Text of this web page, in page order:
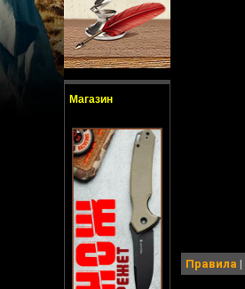
Магазин
Правила |